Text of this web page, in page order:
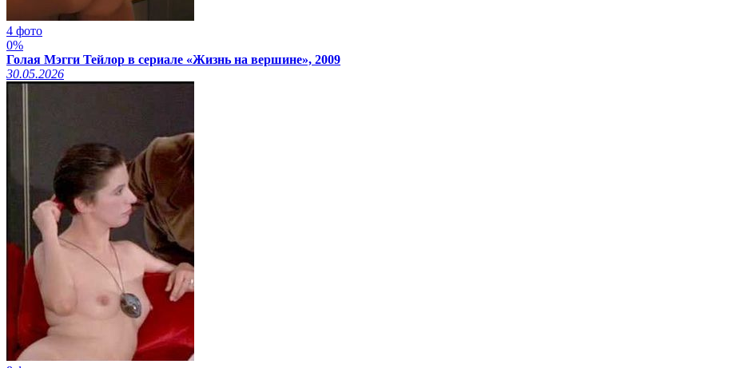
4 фото
0%
Голая Мэгги Тейлор в сериале «Жизнь на вершине», 2009
30.05.2026